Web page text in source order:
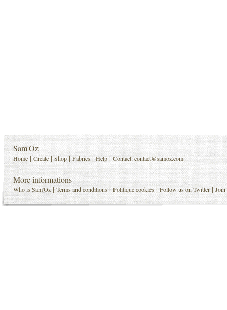
Sam'Oz
Home |Create |Shop |Fabrics |Help |Contact:contact@samoz.com
More informations
Who is Sam'Oz |Terms and conditions |Politique cookies |Follow us on Twitter |Join